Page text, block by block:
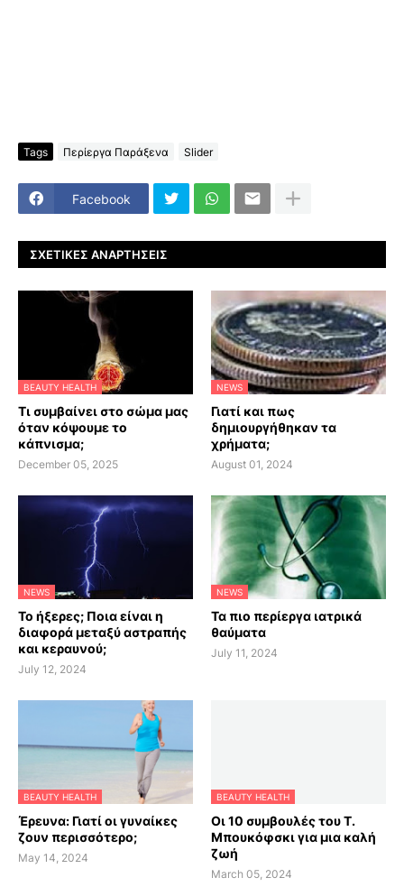
Tags Περίεργα Παράξενα Slider
Facebook
ΣΧΕΤΙΚΈΣ ΑΝΑΡΤΉΣΕΙΣ
BEAUTY HEALTH
Τι συμβαίνει στο σώμα μας
όταν κόψουμε το
κάπνισμα;
December 05, 2025
NEWS
Γιατί και πως
δημιουργήθηκαν τα
χρήματα;
August 01, 2024
NEWS
Το ήξερες; Ποια είναι η
διαφορά μεταξύ αστραπής
και κεραυνού;
July 12, 2024
NEWS
Τα πιο περίεργα ιατρικά
θαύματα
July 11, 2024
BEAUTY HEALTH
Έρευνα: Γιατί οι γυναίκες
ζουν περισσότερο;
May 14, 2024
BEAUTY HEALTH
Οι 10 συμβουλές του Τ.
Μπουκόφσκι για μια καλή
ζωή
March 05, 2024